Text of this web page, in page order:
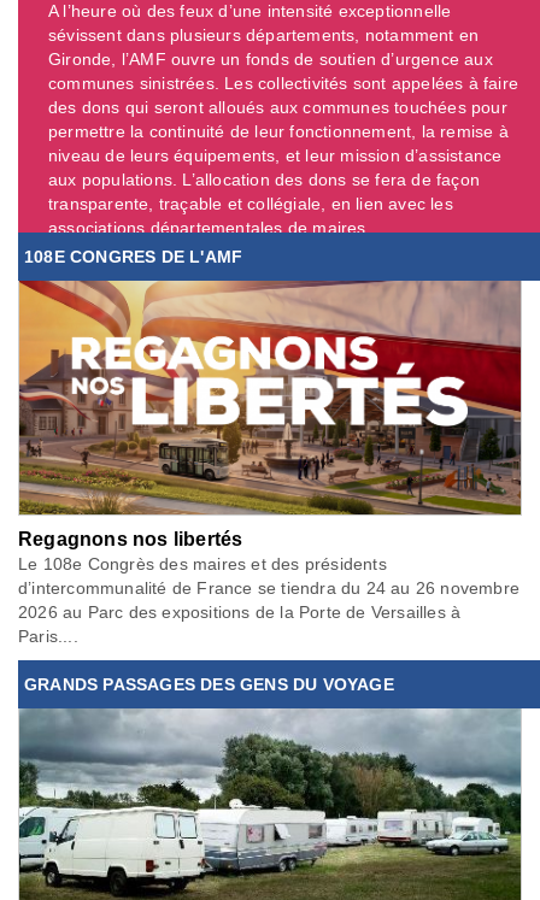
A l’heure où des feux d’une intensité exceptionnelle
sévissent dans plusieurs départements, notamment en
Gironde, l’AMF ouvre un fonds de soutien d’urgence aux
communes sinistrées. Les collectivités sont appelées à faire
des dons qui seront alloués aux communes touchées pour
permettre la continuité de leur fonctionnement, la remise à
niveau de leurs équipements, et leur mission d’assistance
aux populations. L’allocation des dons se fera de façon
transparente, traçable et collégiale, en lien avec les
associations départementales de maires. ...
108E CONGRES DE L'AMF
Regagnons nos libertés
Le 108e Congrès des maires et des présidents
d’intercommunalité de France se tiendra du 24 au 26 novembre
2026 au Parc des expositions de la Porte de Versailles à
Paris....
GRANDS PASSAGES DES GENS DU VOYAGE